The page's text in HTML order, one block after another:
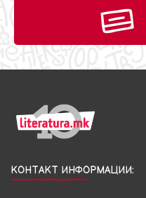
КОНТАКТ ИНФОРМАЦИИ: